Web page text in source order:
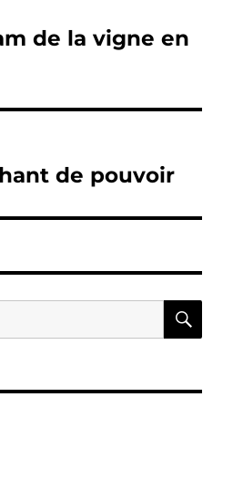
de la vigne en
de pouvoir